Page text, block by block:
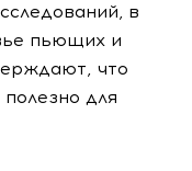
в
пьющих и
что
для